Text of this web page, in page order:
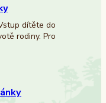
dítěte do
rodiny. Pro